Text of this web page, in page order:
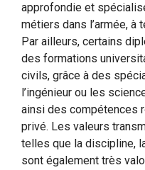
approfondie et
métiers dans l’armée, à
Par ailleurs, certains
des formations
civils, grâce à des
l’ingénieur ou les
ainsi des compétences
privé. Les valeurs
telles que la discipline,
sont également très